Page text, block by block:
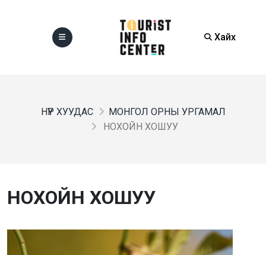
Хайх
НҮҮР ХУУДАС
МОНГОЛ ОРНЫ УРГАМАЛ
НОХОЙН ХОШУУ
НОХОЙН ХОШУУ